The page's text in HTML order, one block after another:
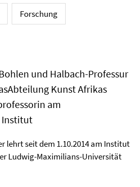
Forschung
und Halbach-Professur
Kunst Afrikas
am
Institut
lehrt seit dem 1.10.2014 am Institut
Ludwig-Maximilians-Universität